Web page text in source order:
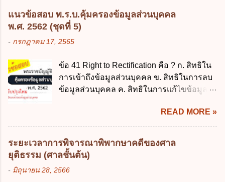
กันมาแล้วไม่น้อยกว่า 10 ปี มีสิทธินำวันลาพัก
ผ่อนสะสมรวมกับวันลาพักผ่อนในปีปัจจุบันได้
15 การลาติดตามคู่สมรส ต้องมีระยะเวลาไม่
เกินกำหนดในข้อใดเพื่อมิให้มีผลเป็นการลา
ออกจากราชการ ก. ไม่เกิน 2 ปี ข. ไม่เกิน 3...
กิจการ การงานของห้าง และประเพณีทางการค้า -หุ้นส่วน
ต้องจัดการในนามของห้าง ไม่ว่าจะมีมูลเหตุจูงใจเพราะทุจริต
หรือมีอำนาจจัดการหรือไม่ก็ตาม จึงเป็นไปตามหลักกฎหมาย
ปิดปากหุ้นส่วนคนอื่น และหลักลูกหนี้ร่วมตามม.291 เพื่อ
เกิดมูลหนี้ใดก็ตาม รวมถึงมูลละเมิด 1.1) กรณีห้างหุ้นส่วน
สามัญจดทะเบียน เมื่อห้าง ผิดนัด ชำระหนี้ เจ้าหนี้ของห้างฯ
ชอบที่จะเรียกให้ชำระหนี้เอาแต่ผู้เป็นหุ้นส่วนคนใคคนหนึ่ง
ห้างยังมีพอที่จะชำระหนี้ได้ และการที่จะบังคับเอาแก่ห้างนั้น
ไม่เป็นการยาก ซึ่งแล้วแต่ศาลจะเห็นสมควร ม.1071 (ต่างกับ
กรณีค้ำประกัน ม.689 ศาลใช้ดุลพินิจไม่ได้) 1.2) กรณีห้างหุ้น
ส่วน...
แนวข้อสอบ พ.ร.บ.คุ้มครองข้อมูลส่วนบุคคล
พ.ศ. 2562 (ชุดที่ 5)
- กรกฎาคม 17, 2565
ข้อ 41 Right to Rectification คือ ? ก. สิทธิใน
การเข้าถึงข้อมูลส่วนบุคคล ข. สิทธิในการลบ
ข้อมูลส่วนบุคคล ค. สิทธิในการแก้ไขข้อมูล
การประมวลผลข้อมูลส่วนบุคคล ข้อ 42 ผู้
ควบคุมข้อมูลส่วนบุคคลต้องแก้ไขข้อมูลส่วน
บุคคลตามหลักการข้อใด ก. ถูกต้อง เป็น
ปัจจุบัน ข. สมบูรณ์ ค. ไม่ก่อให้เกิดความ
เข้าใจผิด ง. ถูกทุกข้อ ข้อ 43 มาตรการทาง
กฎหมายคุ้มครองข้อมูลส่วนบุคคล ในกรณีผู้
READ MORE »
ระยะเวลาการพิจารณาพิพากษาคดีของศาล
ยุติธรรม (ศาลชั้นต้น)
- มิถุนายน 28, 2566